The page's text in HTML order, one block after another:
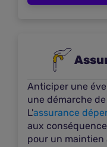
26000
Mutuelle
Anticiper une
une démarche
L'assurance
aux
pour un maintien